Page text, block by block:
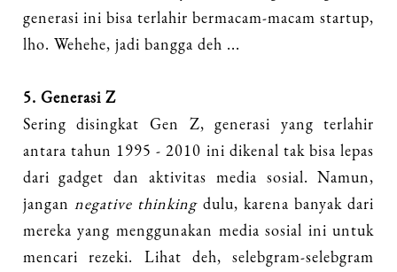
generasi ini bisa terlahir bermacam-macam startup,
lho. Wehehe, jadi bangga deh ...
5. Generasi Z
Sering disingkat Gen Z, generasi yang terlahir
antara tahun 1995 - 2010 ini dikenal tak bisa lepas
dari gadget dan aktivitas media sosial. Namun,
jangan negative thinkingdulu, karena banyak dari
mereka yang menggunakan media sosial ini untuk
mencari rezeki. Lihat deh, selebgram-selebgram